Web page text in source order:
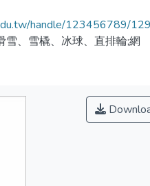
handle/123456789/
雪、雪橇、冰球、直排輪;網